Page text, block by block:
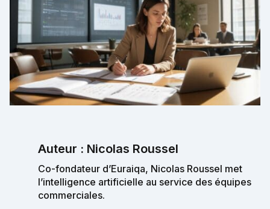
Auteur : Nicolas Roussel
Co-fondateur d’Euraiqa, Nicolas Roussel met
l’intelligence artificielle au service des équipes
commerciales.